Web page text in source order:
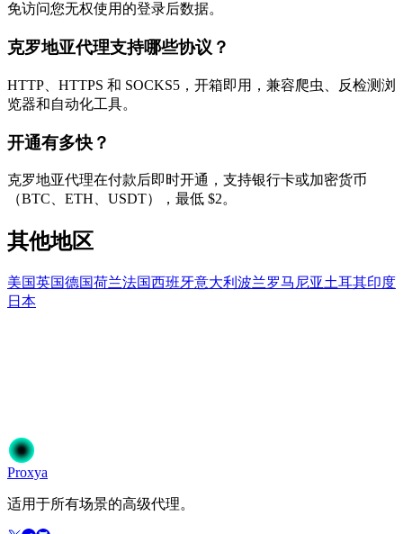
免访问您无权使用的登录后数据。
克罗地亚代理支持哪些协议？
HTTP、HTTPS 和 SOCKS5，开箱即用，兼容爬虫、反检测浏
览器和自动化工具。
开通有多快？
克罗地亚代理在付款后即时开通，支持银行卡或加密货币
（BTC、ETH、USDT），最低 $2。
其他地区
美国英国德国荷兰法国西班牙意大利 波兰罗马尼亚土耳其印度
日本
开始使用
Proxya
适用于所有场景的高级代理。